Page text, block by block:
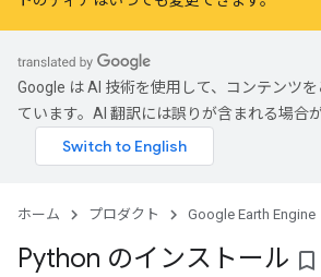
Google は AI 技術を使用して、コンテンツ
ています。AI 翻訳には誤りが含まれる場合
ホーム プロダクト Google Earth Engine
Python のインストール bookmark_border